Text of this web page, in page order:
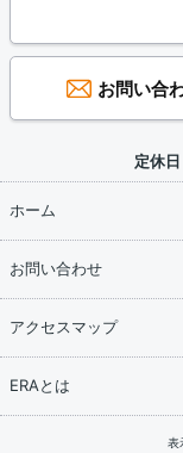
お問い合
定休日
ホーム
お問い合わせ
アクセスマップ
ERAとは
表